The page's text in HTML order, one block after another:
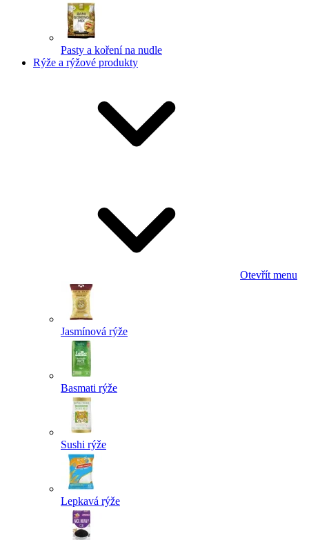
Pasty a koření na nudle
Rýže a rýžové produkty
Otevřít menu
Jasmínová rýže
Basmati rýže
Sushi rýže
Lepkavá rýže